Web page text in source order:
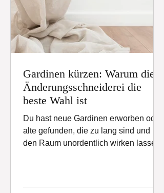
Gardinen kürzen: Warum die
Änderungsschneiderei die
beste Wahl ist
Du hast neue Gardinen erworben oder
alte gefunden, die zu lang sind und
den Raum unordentlich wirken lassen?